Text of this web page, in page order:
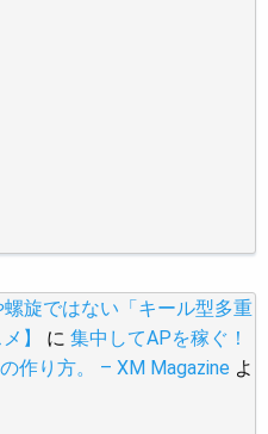
螺旋ではない「キール型多重
】
に 集中してAPを稼ぐ！
作り方。 – XM Magazine よ